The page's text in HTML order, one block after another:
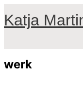
Inhalt
springen
Katja
werk